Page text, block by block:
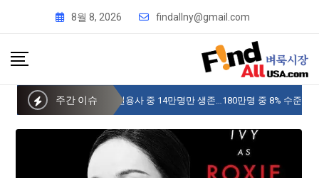
8월 8, 2026 findallny@gmail.com
주간 이슈 사이버 한국외국어대 미주글로벌센터 뉴욕